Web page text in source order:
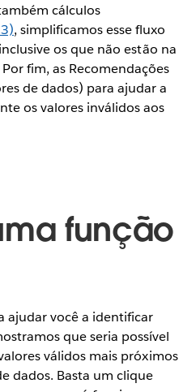
cálculos
, simplificamos esse fluxo
os que não estão na
fim, as Recomendações
de dados) para ajudar a
os valores inválidos aos
função
ajudar você a identificar
que seria possível
válidos mais próximos
dados. Basta um clique